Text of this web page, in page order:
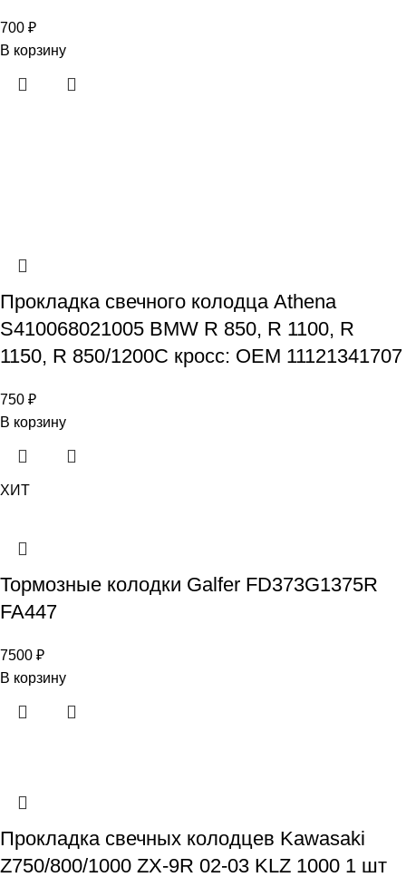
700 ₽
В корзину
Прокладка свечного колодца Athena
S410068021005 BMW R 850, R 1100, R
1150, R 850/1200C кросс: OEM 11121341707
750 ₽
В корзину
ХИТ
Тормозные колодки Galfer FD373G1375R
FA447
7500 ₽
В корзину
Прокладка свечных колодцев Kawasaki
Z750/800/1000 ZX-9R 02-03 KLZ 1000 1 шт